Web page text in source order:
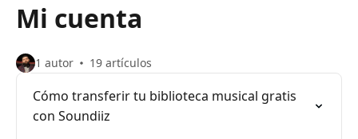
Mi cuenta
1 autor 19 artículos
Cómo transferir tu biblioteca musical gratis
con Soundiiz